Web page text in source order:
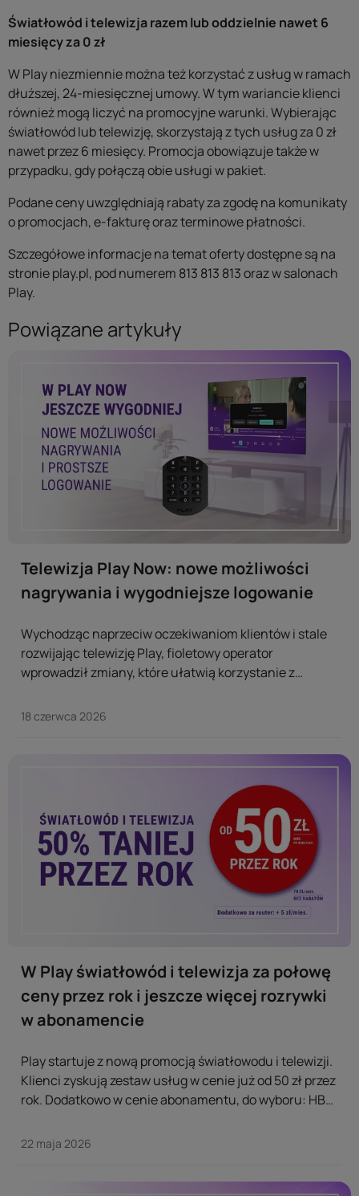
Światłowód i telewizja razem lub oddzielnie nawet 6
miesięcy za 0 zł
W Play niezmiennie można też korzystać z usług w ramach
dłuższej, 24-miesięcznej umowy. W tym wariancie klienci
również mogą liczyć na promocyjne warunki. Wybierając
światłowód lub telewizję, skorzystają z tych usług za 0 zł
nawet przez 6 miesięcy. Promocja obowiązuje także w
przypadku, gdy połączą obie usługi w pakiet.
Podane ceny uwzględniają rabaty za zgodę na komunikaty
o promocjach, e-fakturę oraz terminowe płatności.
Szczegółowe informacje na temat oferty dostępne są na
stronie play.pl, pod numerem 813 813 813 oraz w salonach
Play.
Powiązane artykuły
Telewizja Play Now: nowe możliwości
nagrywania i wygodniejsze logowanie
Wychodząc naprzeciw oczekiwaniom klientów i stale
rozwijając telewizję Play, fioletowy operator
wprowadził zmiany, które ułatwią korzystanie z
nagrywania oraz logowania – tak, żeby było szybciej,
18 czerwca 2026
W Play światłowód i telewizja za połowę
ceny przez rok i jeszcze więcej rozrywki
w abonamencie
Play startuje z nową promocją światłowodu i telewizji.
Klienci zyskują zestaw usług w cenie już od 50 zł przez
rok. Dodatkowo w cenie abonamentu, do wyboru: HBO
22 maja 2026